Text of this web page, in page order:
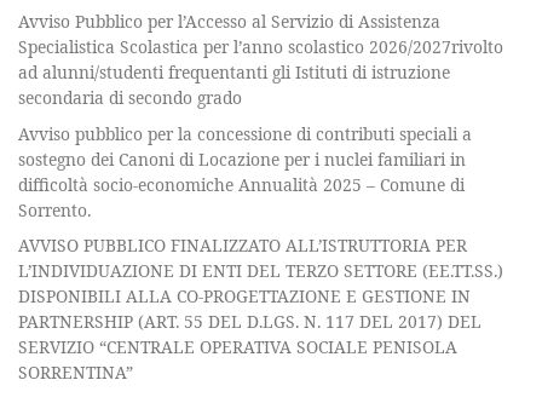
Avviso Pubblico per l’Accesso al Servizio di Assistenza
Specialistica Scolastica per l’anno scolastico 2026/2027rivolto
ad alunni/studenti frequentanti gli Istituti di istruzione
secondaria di secondo grado
Avviso pubblico per la concessione di contributi speciali a
sostegno dei Canoni di Locazione per i nuclei familiari in
difficoltà socio-economiche Annualità 2025 – Comune di
Sorrento.
AVVISO PUBBLICO FINALIZZATO ALL’ISTRUTTORIA PER
L’INDIVIDUAZIONE DI ENTI DEL TERZO SETTORE (EE.TT.SS.)
DISPONIBILI ALLA CO-PROGETTAZIONE E GESTIONE IN
PARTNERSHIP (ART. 55 DEL D.LGS. N. 117 DEL 2017) DEL
SERVIZIO “CENTRALE OPERATIVA SOCIALE PENISOLA
SORRENTINA”